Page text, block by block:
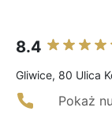
8.4
Gliwice, 80 Ulica
Pokaż